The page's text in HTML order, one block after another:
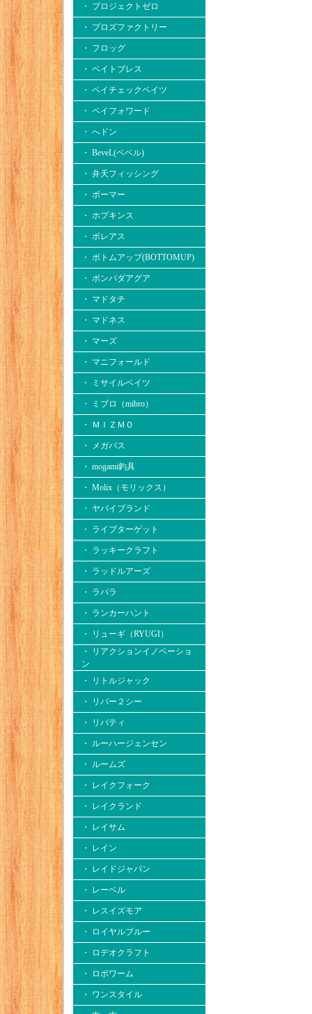
・ プロジェクトゼロ
・ プロズファクトリー
・ フロッグ
・ ベイトブレス
・ ペイチェックベイツ
・ ペイフォワード
・ へドン
・ BeveL(ベベル)
・ 弁天フィッシング
・ ボーマー
・ ホプキンス
・ ボレアス
・ ボトムアップ(BOTTOMUP)
・ ボンバダアグア
・ マドタチ
・ マドネス
・ マーズ
・ マニフォールド
・ ミサイルベイツ
・ ミブロ（mibro）
・ ＭＩＺＭＯ
・ メガバス
・ mogami釣具
・ Molix（モリックス）
・ ヤバイブランド
・ ライブターゲット
・ ラッキークラフト
・ ラッドルアーズ
・ ラパラ
・ ランカーハント
・ リューギ（RYUGI）
・ リアクションイノベーショ
ン
・ リトルジャック
・ リバー２シー
・ リバティ
・ ルーハージェンセン
・ ルームズ
・ レイクフォーク
・ レイクランド
・ レイサム
・ レイン
・ レイドジャパン
・ レーベル
・ レスイズモア
・ ロイヤルブルー
・ ロデオクラフト
・ ロボワーム
・ ワンスタイル